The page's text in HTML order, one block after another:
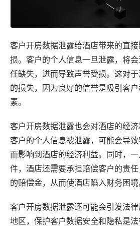
客户开房数据泄露给酒店带来的直
损。客户的个人信息一旦泄露，将
任缺失，进而导致声誉受损。这对
的损失，因为良好的信誉是吸引客
素。
客户开房数据泄露也会对酒店的经
客户的个人信息被泄露，可能会导
而影响到酒店的经济利益。同时，
件，酒店还需要承担赔偿客户的责
的赔偿金，从而使酒店陷入财务困境
客户开房数据泄露还可能会引发法律
地区，保护客户数据安全和隐私是